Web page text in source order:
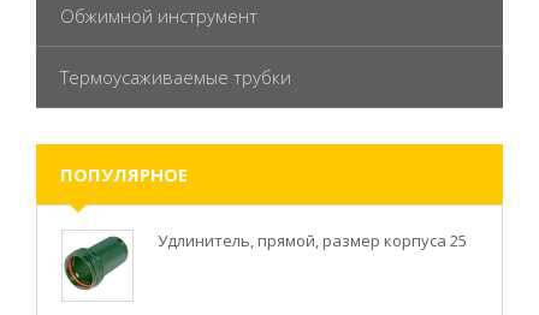
Обжимной инструмент
Термоусаживаемые трубки
ПОПУЛЯРНОЕ
Удлинитель, прямой, размер корпуса 25